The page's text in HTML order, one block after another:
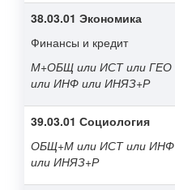
38.03.01 Экономика
Финансы и кредит
М+ОБЩ или ИСТ или ГЕО
или ИНФ или ИНЯЗ+Р
39.03.01 Социология
ОБЩ+М или ИСТ или ИНФ
или ИНЯЗ+Р